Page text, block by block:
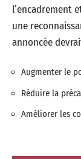
l’encadrement
une
annoncée
Augmenter le
Réduire la
Améliorer les